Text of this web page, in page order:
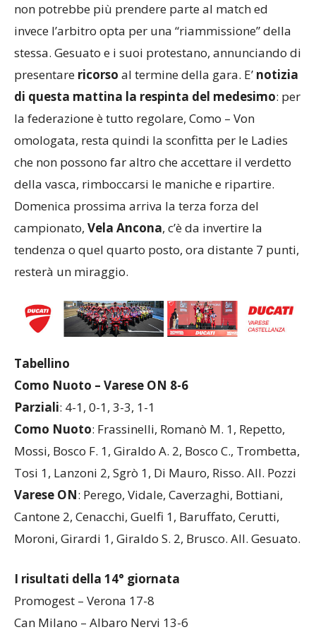
non potrebbe più prendere parte al match ed
invece l’arbitro opta per una “riammissione” della
stessa. Gesuato e i suoi protestano, annunciando di
presentare ricorso al termine della gara. E’ notizia
di questa mattina la respinta del medesimo: per
la federazione è tutto regolare, Como – Von
omologata, resta quindi la sconfitta per le Ladies
che non possono far altro che accettare il verdetto
della vasca, rimboccarsi le maniche e ripartire.
Domenica prossima arriva la terza forza del
campionato, Vela Ancona, c’è da invertire la
tendenza o quel quarto posto, ora distante 7 punti,
resterà un miraggio.
Tabellino
Como Nuoto – Varese ON 8-6
Parziali: 4-1, 0-1, 3-3, 1-1
Como Nuoto: Frassinelli, Romanò M. 1, Repetto,
Mossi, Bosco F. 1, Giraldo A. 2, Bosco C., Trombetta,
Tosi 1, Lanzoni 2, Sgrò 1, Di Mauro, Risso. All. Pozzi
Varese ON: Perego, Vidale, Caverzaghi, Bottiani,
Cantone 2, Cenacchi, Guelfi 1, Baruffato, Cerutti,
Moroni, Girardi 1, Giraldo S. 2, Brusco. All. Gesuato.
I risultati della 14° giornata
Promogest – Verona 17-8
Can Milano – Albaro Nervi 13-6